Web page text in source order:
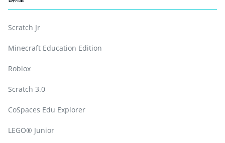
Scratch Jr
Minecraft Education Edition
Roblox
Scratch 3.0
CoSpaces Edu Explorer
LEGO® Junior